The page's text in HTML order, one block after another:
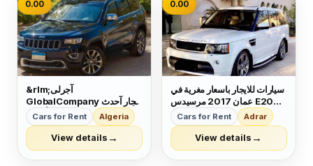
0.00
&rlm;آجرلى
GlobalCompany إيجار آحدث
السيارات _ خدمة رجال الأعمال
&zwnj;&lrm;الشركة العالمية
لإيجار آحدث السيارات خبرة
وحرفية فى عالم تآجير السيارات
Cars for Rent Algeria
View details →
0.00
سيارات للايجار باسعار مغرية في
عمان 2017 مرسيدس E200
رنج روفر ابيض / اسود 2013
باجيرو اسود 2016 لاند كروز
شمباني للاستفسار
0799444970
Cars for Rent Adrar
View details →